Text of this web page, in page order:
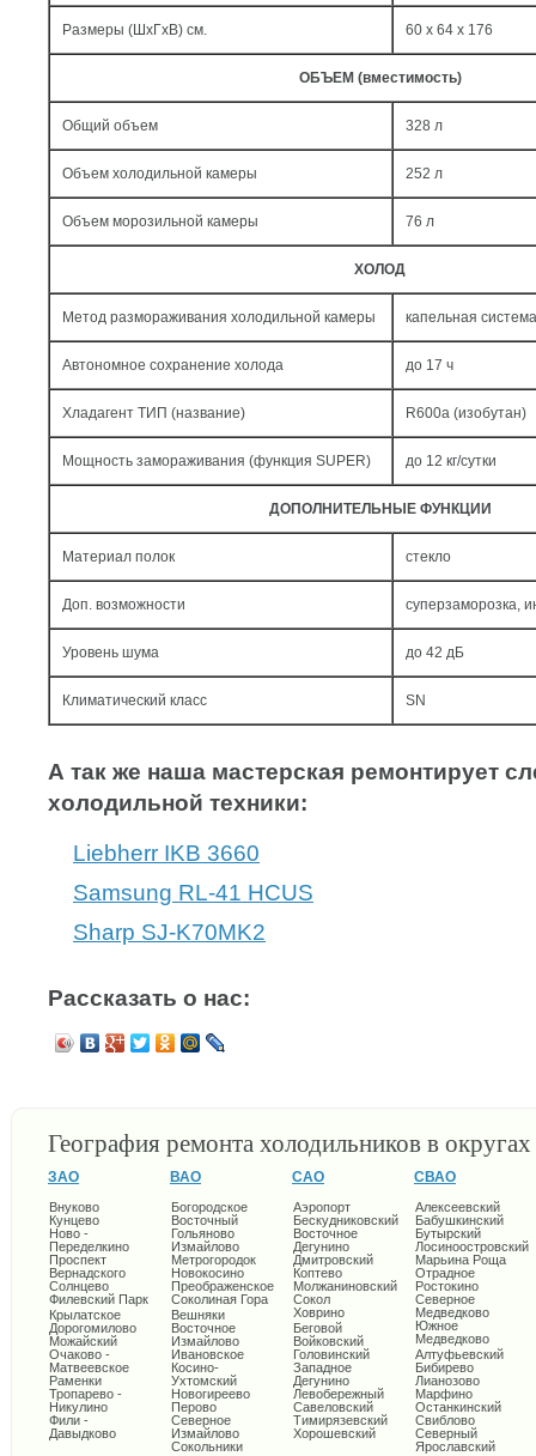
Размеры (ШxГxВ) см. 60 x 64 x 176
ОБЪЕМ (вместимость)
Общий объем 328 л
Объем холодильной камеры 252 л
Объем морозильной камеры 76 л
ХОЛОД
Метод размораживания холодильной камеры капельная система
Автономное сохранение холода до 17 ч
Хладагент ТИП (название) R600a (изобутан)
Мощность замораживания (функция SUPER) до 12 кг/cутки
ДОПОЛНИТЕЛЬНЫЕ ФУНКЦИИ
Материал полок стекло
Доп. возможности суперзаморозка,
Уровень шума до 42 дБ
Климатический класс SN
А так же наша мастерская ремонтирует
холодильной техники:
Liebherr IKB 3660
Samsung RL-41 HCUS
Sharp SJ-K70MK2
Рассказать о нас:
География ремонта холодильников в
ЗАО
Внуково
Кунцево
Ново -
Переделкино
Проспект
Вернадского
Солнцево
Филевский Парк
Крылатское
Дорогомилово
Можайский
Очаково -
Матвеевское
Раменки
Тропарево -
Никулино
Фили -
Давыдково
ВАО
Богородское
Восточный
Гольяново
Измайлово
Метрогородок
Новокосино
Преображенское
Соколиная Гора
Вешняки
Восточное
Измайлово
Ивановское
Косино-
Ухтомский
Новогиреево
Перово
Северное
Измайлово
Сокольники
САО
Аэропорт
Бескудниковский
Восточное
Дегунино
Дмитровский
Коптево
Молжаниновский
Сокол
Ховрино
Беговой
Войковский
Головинский
Западное
Дегунино
Левобережный
Савеловский
Тимирязевский
Хорошевский
СВАО
Алексеевский
Бабушкинский
Бутырский
Лосиноостровский
Марьина Роща
Отрадное
Ростокино
Северное
Медведково
Южное
Медведково
Алтуфьевский
Бибирево
Лианозово
Марфино
Останкинский
Свиблово
Северный
Ярославский